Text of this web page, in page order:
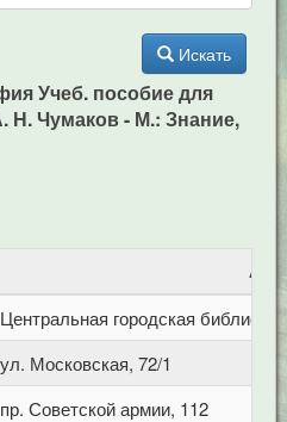
Искать
Учеб. пособие для
Н. Чумаков - М.: Знание,
Центральная городская
ул. Московская, 72/1
пр. Советской армии, 112